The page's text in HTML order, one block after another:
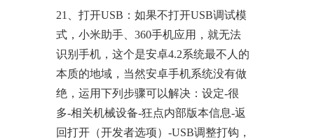
21、打开USB：如果不打开USB调试模
式，小米助手、360手机应用，就无法
识别手机，这个是安卓4.2系统最不人的
本质的地域，当然安卓手机系统没有做
绝，运用下列步骤可以解决：设定-很
多-相关机械设备-狂点内部版本信息-返
回打开（开发者选项）-USB调整打钩，